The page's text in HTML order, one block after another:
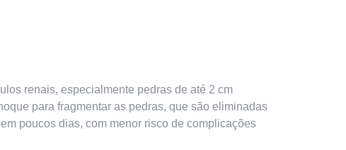
renais, especialmente pedras de até 2 cm
para fragmentar as pedras, que são eliminadas
poucos dias, com menor risco de complicações